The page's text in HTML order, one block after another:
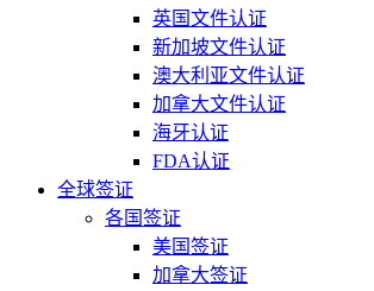
英国文件认证
新加坡文件认证
澳大利亚文件认证
加拿大文件认证
海牙认证
FDA认证
全球签证
各国签证
美国签证
加拿大签证